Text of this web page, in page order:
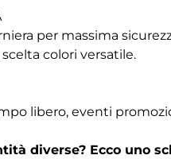
per massima
colori versatile.
libero, eventi
diverse? Ecco uno